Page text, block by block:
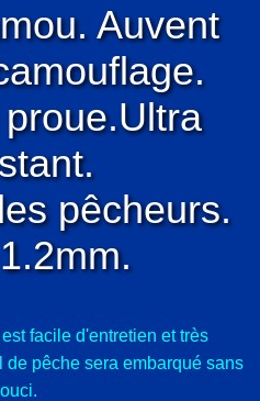
Auvent
pêcheurs.
facile d'entretien et très
de pêche sera embarqué sans